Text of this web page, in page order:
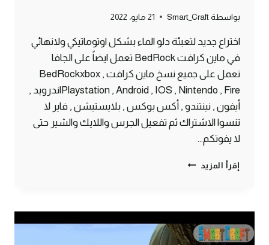
بواسطة Smart_Craft 21 مايو، 2022
اختراع جديد لتعبئة دلو الماء بشكل اوتوماتيكي ولانهائي
في ماين كرافت BedRock تعمل ايضاً على الجافا
تعمل على جميع نسخ ماين كرافت BedRockxbox ,
Playstation , Android , IOS , Nintendo , Fireاندرويد ,
أيفون , نينتندو , أكس بوكس , بلايستيشن , فاير لا
تنسوا الاشتراك ثم تفعيل الجرس واللايك والشير حتى
لا يفوتكم…
إقرأ المزيد اختراع
بشكل
اوتوماتيكي
ولانهائي